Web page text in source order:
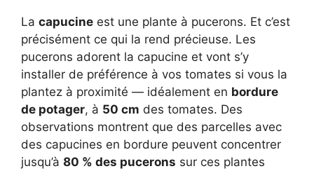
La capucine est une plante à pucerons. Et c’est
précisément ce qui la rend précieuse. Les
pucerons adorent la capucine et vont s’y
installer de préférence à vos tomates si vous la
plantez à proximité — idéalement en bordure
de potager, à 50 cm des tomates. Des
observations montrent que des parcelles avec
des capucines en bordure peuvent concentrer
jusqu’à 80 % des pucerons sur ces plantes